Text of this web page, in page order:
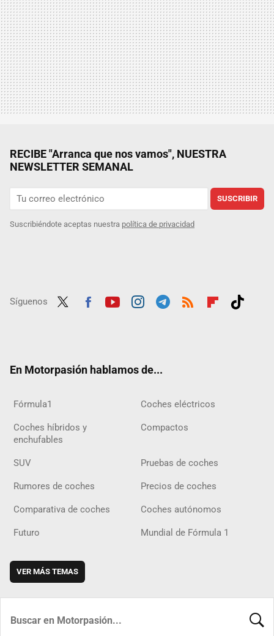
RECIBE "Arranca que nos vamos", NUESTRA
NEWSLETTER SEMANAL
SUSCRIBIR
Suscribiéndote aceptas nuestra política de privacidad
Síguenos
En Motorpasión hablamos de...
Fórmula1 Coches eléctricos
Coches híbridos y
enchufables
Compactos
SUV Pruebas de coches
Rumores de coches Precios de coches
Comparativa de coches Coches autónomos
Futuro Mundial de Fórmula 1
VER MÁS TEMAS